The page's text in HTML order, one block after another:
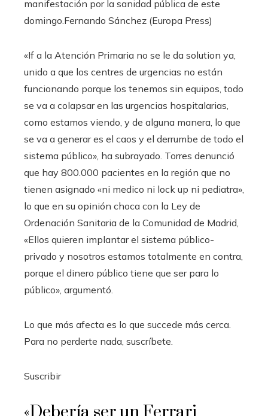
manifestación por la sanidad pública de este
domingo.Fernando Sánchez (Europa Press)
«If a la Atención Primaria no se le da solution ya,
unido a que los centres de urgencias no están
funcionando porque los tenemos sin equipos, todo
se va a colapsar en las urgencias hospitalarias,
como estamos viendo, y de alguna manera, lo que
se va a generar es el caos y el derrumbe de todo el
sistema público», ha subrayado. Torres denunció
que hay 800.000 pacientes en la región que no
tienen asignado «ni medico ni lock up ni pediatra»,
lo que en su opinión choca con la Ley de
Ordenación Sanitaria de la Comunidad de Madrid,
«Ellos quieren implantar el sistema público-
privado y nosotros estamos totalmente en contra,
porque el dinero público tiene que ser para lo
público», argumentó.
Lo que más afecta es lo que succede más cerca.
Para no perderte nada, suscríbete.
Suscribir